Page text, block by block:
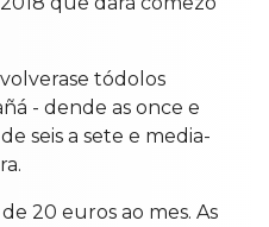
tódolos
- dende as once e
seis a sete e media-
20 euros ao mes. As